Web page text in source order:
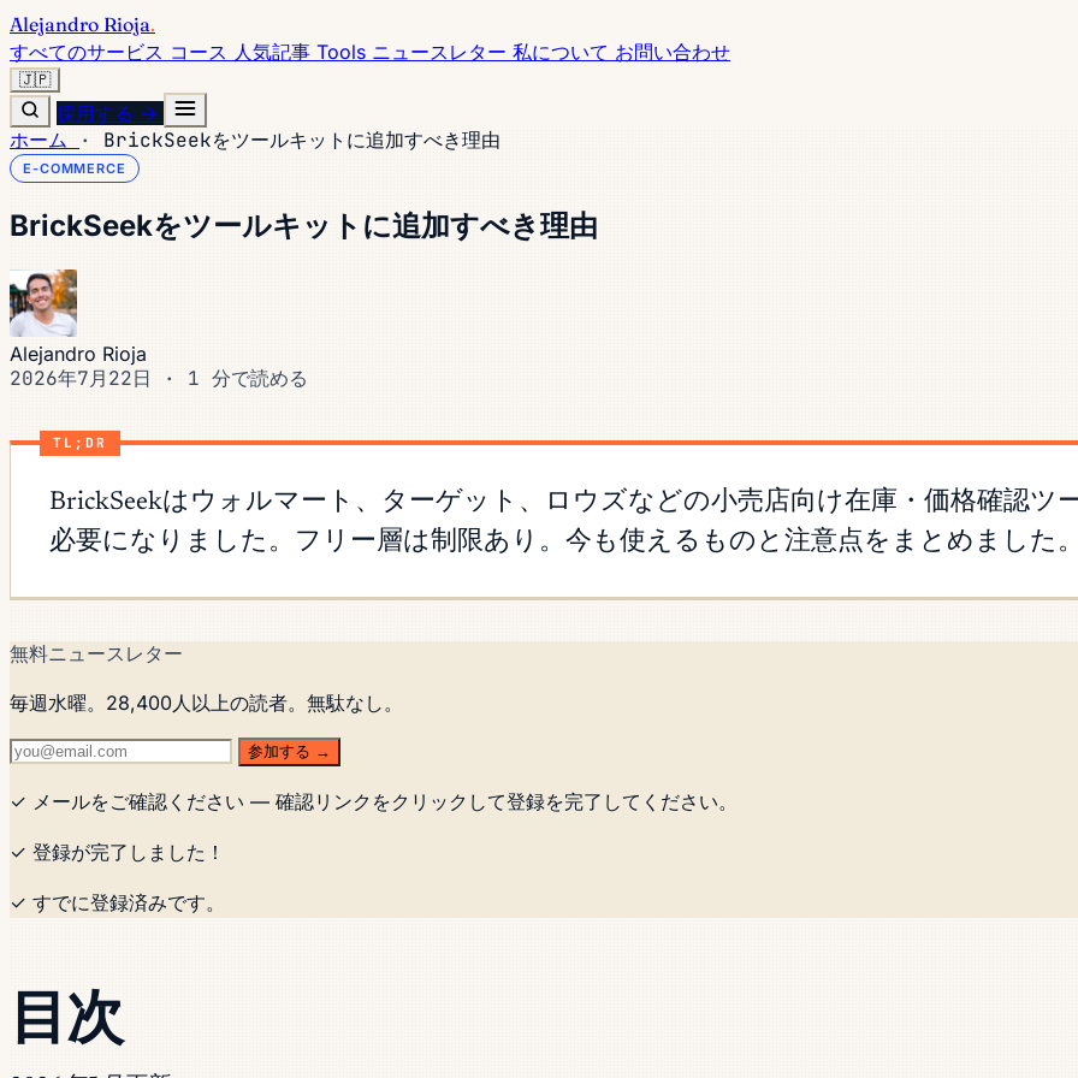
Alejandro Rioja.
すべてのサービス コース 人気記事 Tools ニュースレター 私について お問い合わせ
🇯🇵
採用する →
ホーム · BrickSeekをツールキットに追加すべき理由
E-COMMERCE
BrickSeekをツールキットに追加すべき理由
Alejandro Rioja
2026年7月22日 · 1 分で読める
TL;DR
BrickSeekはウォルマート、ターゲット、ロウズなどの小売店向け在庫・価格確認ツ
必要になりました。フリー層は制限あり。今も使えるものと注意点をまとめました
無料ニュースレター
毎週水曜。28,400人以上の読者。無駄なし。
参加する →
✓ メールをご確認ください — 確認リンクをクリックして登録を完了してください。
✓ 登録が完了しました！
✓ すでに登録済みです。
目次